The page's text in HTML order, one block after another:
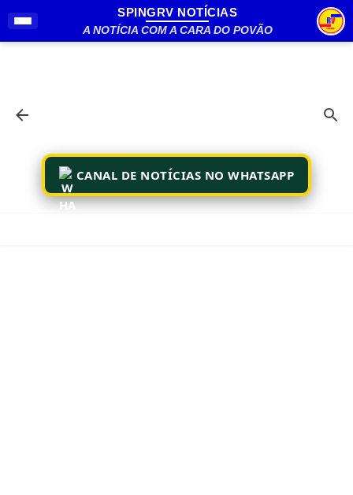
Pular para o conteúdo principal
SPINGRV NOTÍCIAS
A NOTÍCIA COM A CARA DO POVÃO
CANAL DE NOTÍCIAS NO WHATSAPP